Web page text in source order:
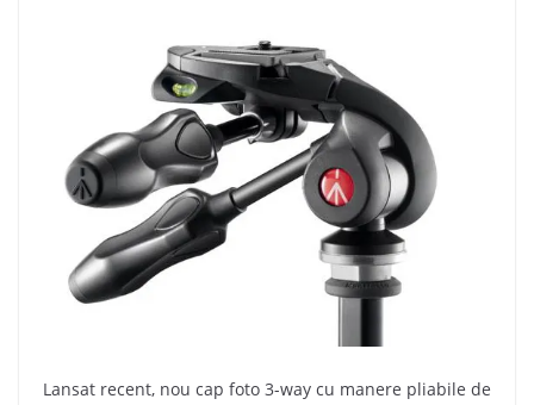
Lansat recent, nou cap foto 3-way cu manere pliabile de